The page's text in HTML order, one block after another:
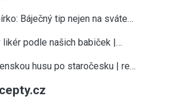
Báječný tip nejen na sváte…
podle našich babiček |…
husu po staročesku | re…